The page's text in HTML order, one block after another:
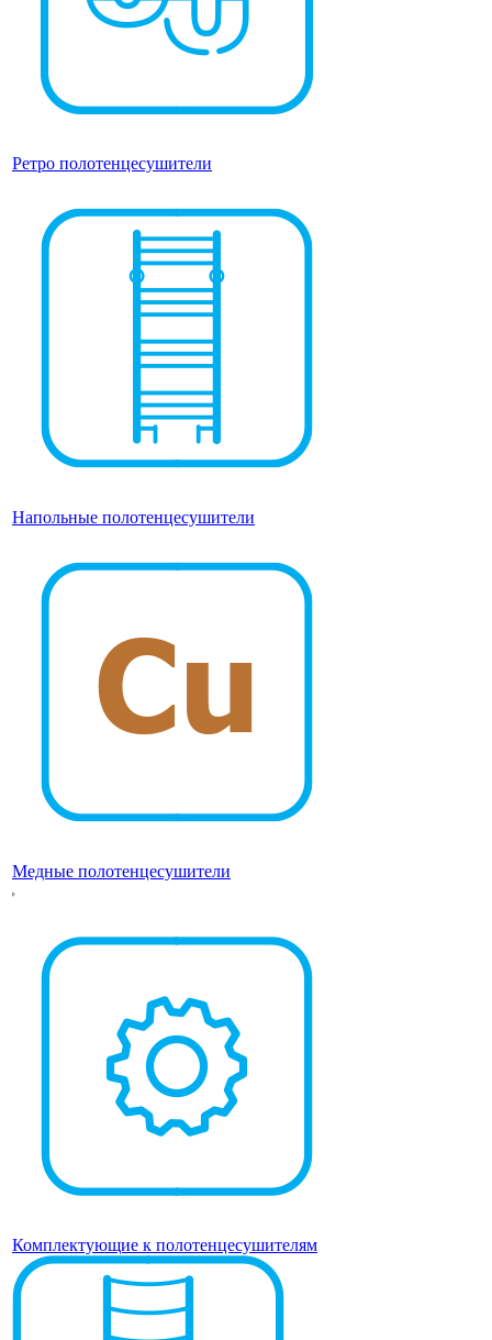
Ретро полотенцесушители
Напольные полотенцесушители
Медные полотенцесушители
Комплектующие к полотенцесушителям